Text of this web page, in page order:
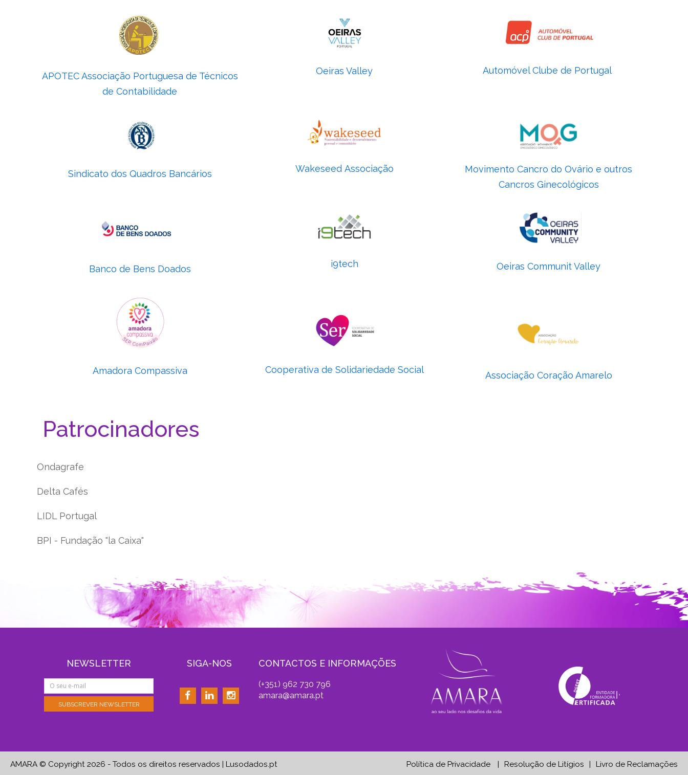
APOTEC Associação Portuguesa de Técnicos
de Contabilidade
Oeiras Valley Automóvel Clube de Portugal
Sindicato dos Quadros Bancários Wakeseed Associação Movimento Cancro do Ovário e outros
Cancros Ginecológicos
Banco de Bens Doados i9tech Oeiras Communit Valley
Amadora Compassiva Cooperativa de Solidariedade Social
Associação Coração Amarelo
Patrocinadores
Ondagrafe
Delta Cafés
LIDL Portugal
BPI - Fundação "la Caixa"
NEWSLETTER SIGA-NOS CONTACTOS E INFORMAÇÕES
(+351) 962 730 796
amara@amara.pt
AMARA © Copyright 2026 - Todos os direitos reservados | Lusodados.pt Política de Privacidade Resolução de Litígios Livro de Reclamações